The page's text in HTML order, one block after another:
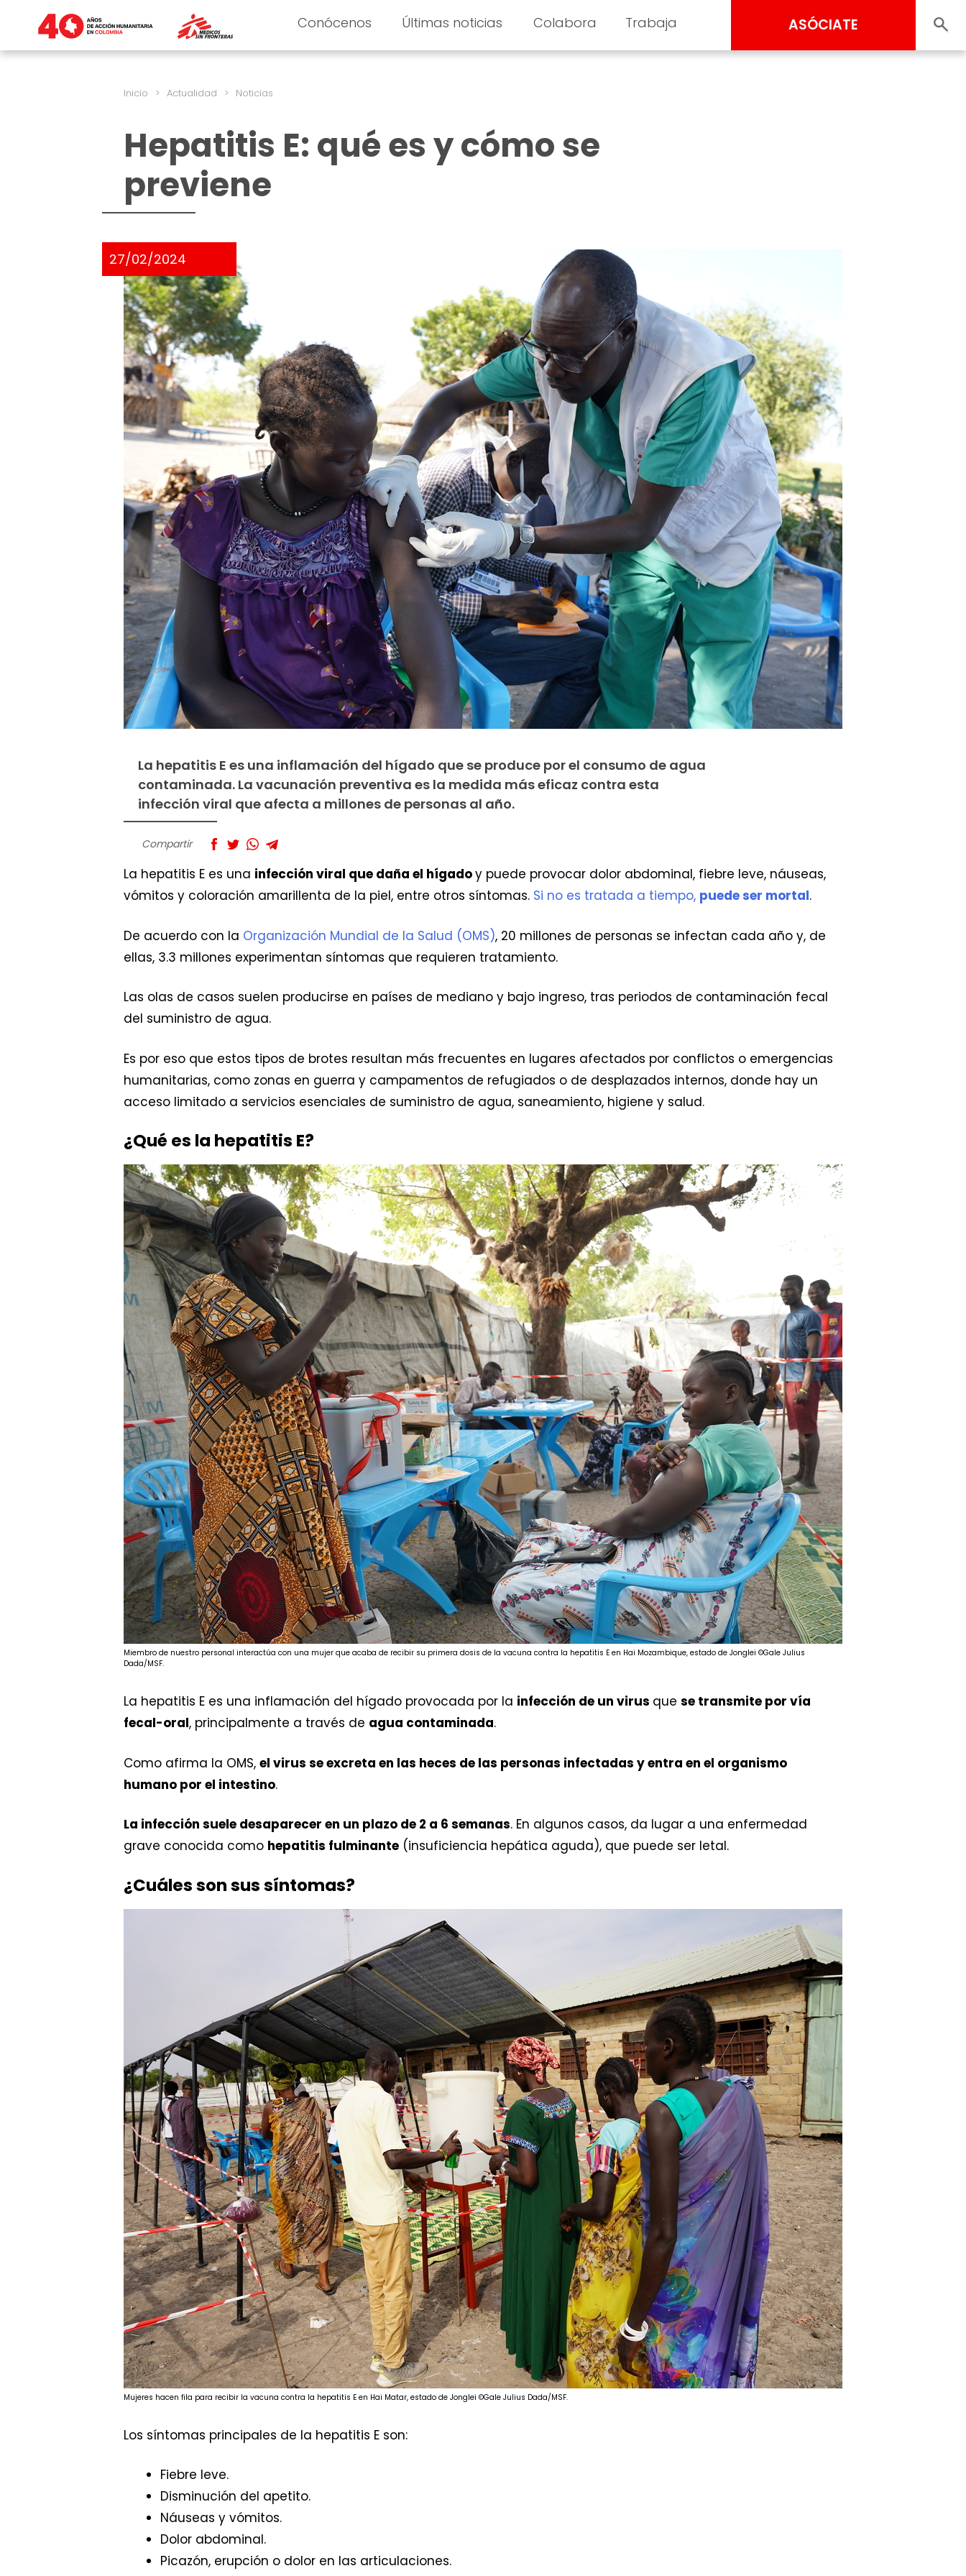
Conócenos Últimas noticias Colabora Trabaja ASÓCIATE
Inicio > Actualidad > Noticias
Hepatitis E: qué es y cómo se
previene
27/02/2024
La hepatitis E es una inflamación del hígado que se produce por el consumo de agua
contaminada. La vacunación preventiva es la medida más eficaz contra esta
infección viral que afecta a millones de personas al año.
Compartir
La hepatitis E es una infección viral que daña el hígadoy puede provocar dolor abdominal, fiebre leve, náuseas,
vómitos y coloración amarillenta de la piel, entre otros síntomas. Si no es tratada a tiempo, puede ser mortal.
De acuerdo con la Organización Mundial de la Salud (OMS), 20 millones de personas se infectan cada año y, de
ellas, 3.3 millones experimentan síntomas que requieren tratamiento.
Las olas de casos suelen producirse en países de mediano y bajo ingreso, tras periodos de contaminación fecal
del suministro de agua.
Es por eso que estos tipos de brotes resultan más frecuentes en lugares afectados por conflictos o emergencias
humanitarias, como zonas en guerra y campamentos de refugiados o de desplazados internos, donde hay un
acceso limitado a servicios esenciales de suministro de agua, saneamiento, higiene y salud.
¿Qué es la hepatitis E?
Miembro de nuestro personal interactúa con una mujer que acaba de recibir su primera dosis de la vacuna contra la hepatitis E en Hai Mozambique, estado de Jonglei ©Gale Julius
Dada/MSF.
La hepatitis E es una inflamación del hígado provocada por la infección de un virus que se transmite por vía
fecal-oral, principalmente a través de agua contaminada.
Como afirma la OMS, el virus se excreta en las heces de las personas infectadas y entra en el organismo
humano por el intestino.
La infección suele desaparecer en un plazo de 2 a 6 semanas. En algunos casos, da lugar a una enfermedad
grave conocida como hepatitis fulminante (insuficiencia hepática aguda), que puede ser letal.
¿Cuáles son sus síntomas?
Mujeres hacen fila para recibir la vacuna contra la hepatitis E en Hai Matar, estado de Jonglei ©Gale Julius Dada/MSF.
Los síntomas principales de la hepatitis E son:
Fiebre leve.
Disminución del apetito.
Náuseas y vómitos.
Dolor abdominal.
Picazón, erupción o dolor en las articulaciones.